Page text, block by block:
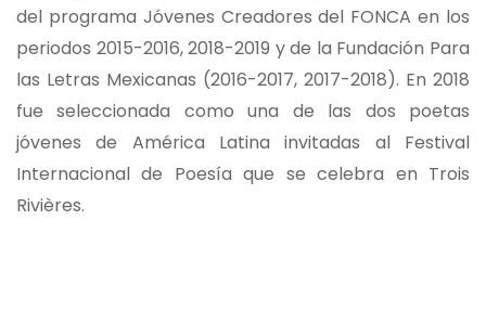
del programa Jóvenes Creadores del FONCA en los
periodos 2015-2016, 2018-2019 y de la Fundación Para
las Letras Mexicanas (2016-2017, 2017-2018). En 2018
fue seleccionada como una de las dos poetas
jóvenes de América Latina invitadas al Festival
Internacional de Poesía que se celebra en Trois
Rivières.